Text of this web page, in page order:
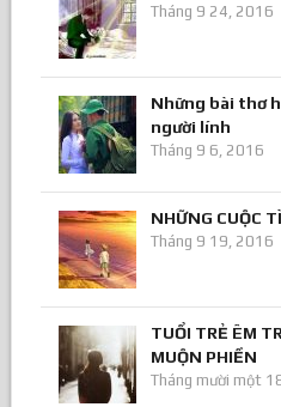
Tháng 9 24, 2016
Những bài thơ
người lính
Tháng 9 6, 2016
NHỮNG CUỘC
Tháng 9 19, 2016
TUỔI TRẺ ÊM
MUỘN PHIỀN
Tháng mười một